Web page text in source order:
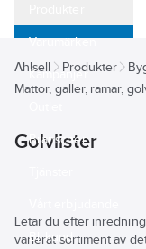
Varumärken
Kampanjer
Branscher
Bli kund
Ahlsell Produkter
Mattor, galler, ramar,
Golvlister
Letar du efter
varierat sortiment av